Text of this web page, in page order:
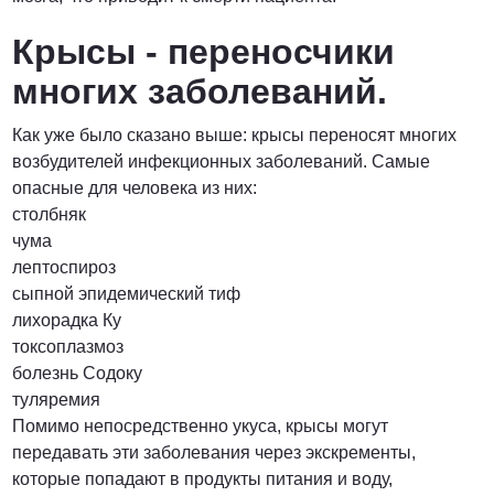
Крысы - переносчики
многих заболеваний.
Как уже было сказано выше: крысы переносят многих
возбудителей инфекционных заболеваний. Самые
опасные для человека из них:
столбняк
чума
лептоспироз
сыпной эпидемический тиф
лихорадка Ку
токсоплазмоз
болезнь Содоку
туляремия
Помимо непосредственно укуса, крысы могут
передавать эти заболевания через экскременты,
которые попадают в продукты питания и воду,